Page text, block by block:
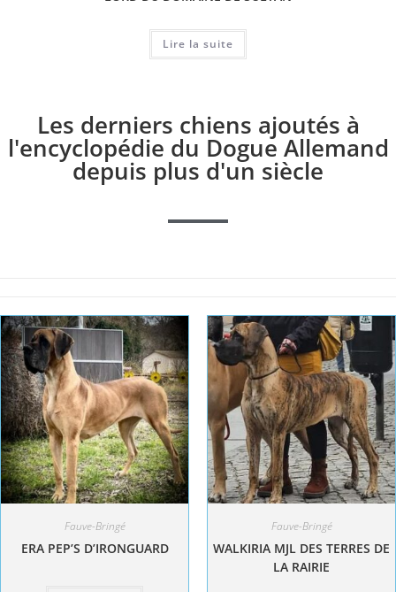
Lire la suite
Les derniers chiens ajoutés à
l'encyclopédie du Dogue Allemand
depuis plus d'un siècle
Fauve-Bringé
ERA PEP’S D’IRONGUARD
Fauve-Bringé
WALKIRIA MJL DES TERRES DE
LA RAIRIE